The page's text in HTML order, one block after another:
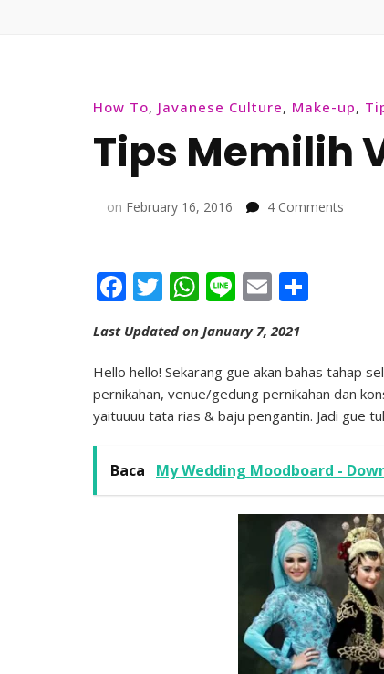
How To, Javanese Culture, Make-up,
Tips Memilih
on February 16, 2016 4 Comments
Facebook
Twitter
WhatsApp
LineEmail
Last Updated on January 7, 2021
Hello hello! Sekarang gue akan bahas tahap
pernikahan, venue/gedung pernikahan dan
yaituuuu tata rias & baju pengantin. Jadi gue
Baca My Wedding Moodboard -